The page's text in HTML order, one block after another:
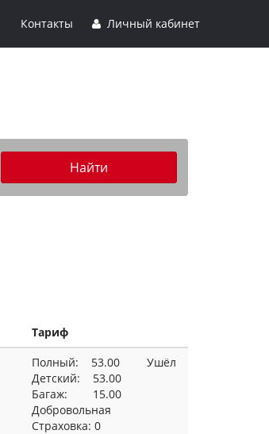
Контакты Личный кабинет
Найти
Тариф
Полный: 53.00
Детский: 53.00
Багаж: 15.00
Добровольная
Страховка: 0
Ушёл